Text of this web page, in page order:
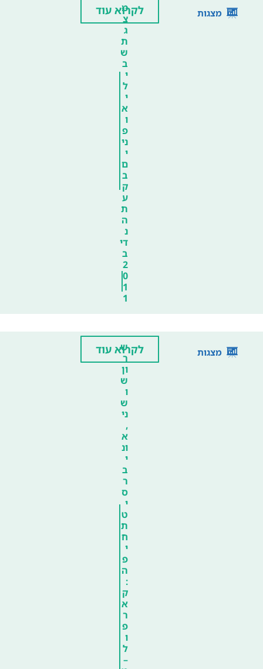
מצגות
מ
צ
ג
ת
ש
ב
י
ל
י
א
ו
פ
ני
י
ם
ב
ק
ע
ת
ה
נ
די
ב
2
0
1
1
לקרוא עוד
מצגות
ש
ר
ון
ש
ו
ש
ני
,
א
ונ
י
ב
ר
ס
י
ט
ת
ח
י
פ
ה
:
ק
א
ר
פ
ו
ל
–
לקרוא עוד